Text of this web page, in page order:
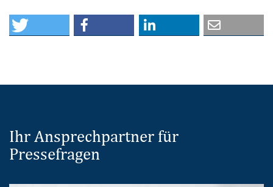
Ihr Ansprechpartner für
Pressefragen